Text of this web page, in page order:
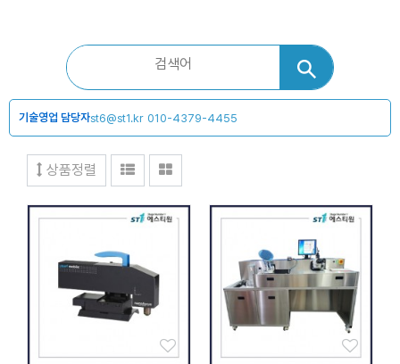
기술영업 담당자st6@st1.kr 010-4379-4455
상품정렬